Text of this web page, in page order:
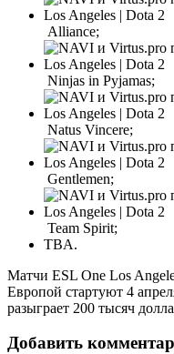
Alliance;
Ninjas in Pyjamas;
Natus Vincere;
Gentlemen;
Team Spirit;
TBA.
Матчи ESL One Los
Европой стартуют 4
разыграет 200 тысяч
Добавить